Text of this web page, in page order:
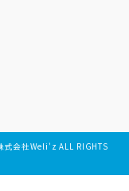
式会社Weli'z ALL RIGHTS